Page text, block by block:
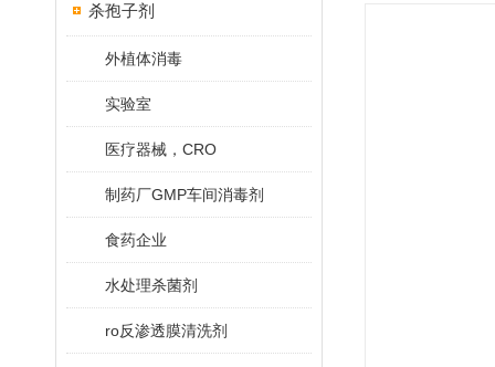
杀孢子剂
外植体消毒
实验室
医疗器械，CRO
制药厂GMP车间消毒剂
食药企业
水处理杀菌剂
ro反渗透膜清洗剂